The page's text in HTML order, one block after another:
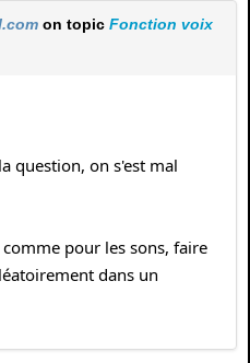
on topic Fonction voix
question, on s'est mal
pour les sons, faire
dans un